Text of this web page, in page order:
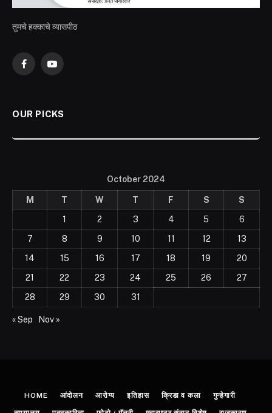
तुमचे हक्काचे व्यासपीठ
FacebookYouTube
OUR PICKS
October 2024
M T W T F S
S
1
2 3 4 5
6
7
8 9 10 11 12
13
14
15 16 17 18 19
20
21
22 23 24 25 26
27
28
29 30 31
« Sep Nov »
HOME आंदोलन आरोग्य इतिहास क्रिडा व कला गुन्हेगारी